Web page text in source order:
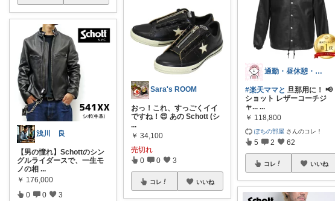
浅川 良
​【男の憧れ】Schottのシン
グルライダースで、一生モ
ノの相 ...
￥ 176,000
0 0 3
Sara's ROOM
おっ！これ、すっごくイイ
ですね！😍 あの Schott (シ
...
￥ 34,100
売切れ
0 0 3
コレ いいね
通勤・昼休憩・少しの時間 楽天ママ😊
#楽天ママと 旦那用に！ 📢
ショット レザーコーチジ
ャ... ...
￥ 118,800
ぽちの部屋 さんのコレ！
5 2 62
コレ いいね